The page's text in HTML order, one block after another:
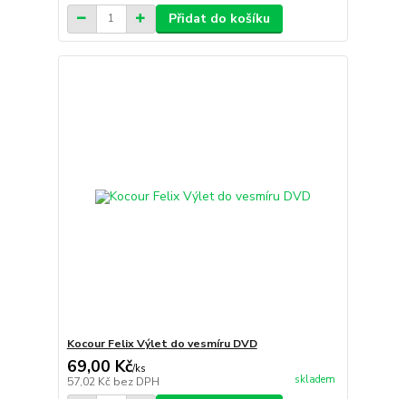
Přidat do košíku
Kocour Felix Výlet do vesmíru DVD
69,00 Kč/ks
57,02 Kč bez DPH skladem